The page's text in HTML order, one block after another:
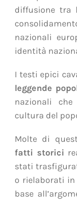
diffusione tra
nazionali
identità
I testi epici
leggende
nazionali
cultura del
Molte di
fatti storici
stati
o rielaborati
base